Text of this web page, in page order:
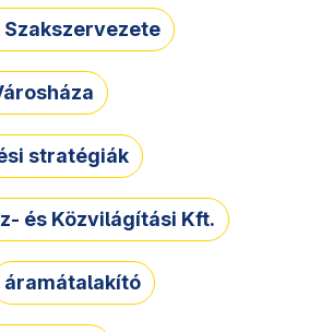
stratégiák
és Közvilágítási Kft.
áramátalakító